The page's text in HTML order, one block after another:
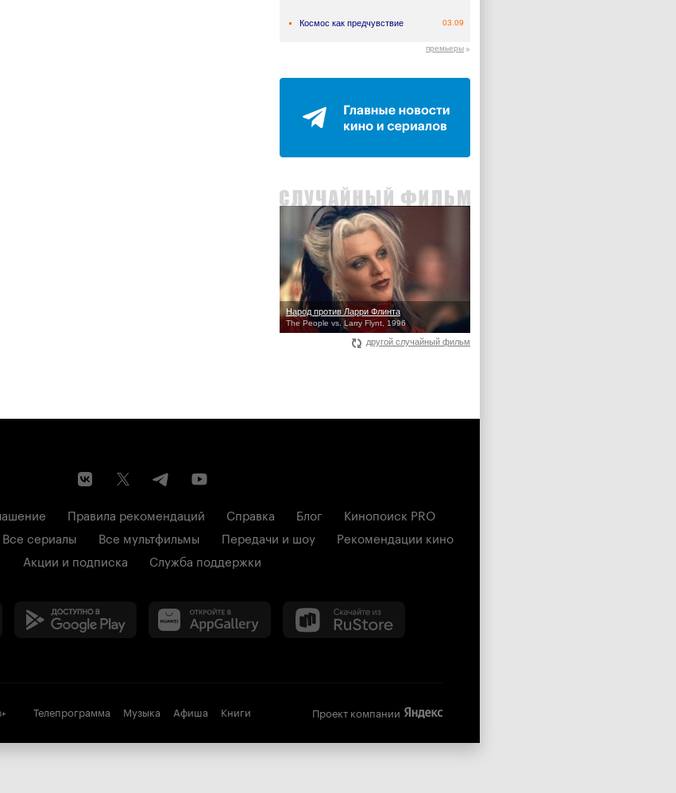
Космос как предчувствие 03.09
премьеры
Народ против Ларри Флинта
The People vs. Larry Flynt, 1996
другой случайный фильм
Правила рекомендаций Справка Блог
Кинопоиск PRO
Все сериалы Все мультфильмы Передачи и шоу
Рекомендации кино
Акции и подписка
Служба поддержки
+ Телепрограмма Музыка Афиша Книги Проект компании